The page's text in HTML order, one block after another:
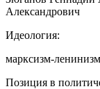
Александрович
Идеология:
марксизм-
Позиция в